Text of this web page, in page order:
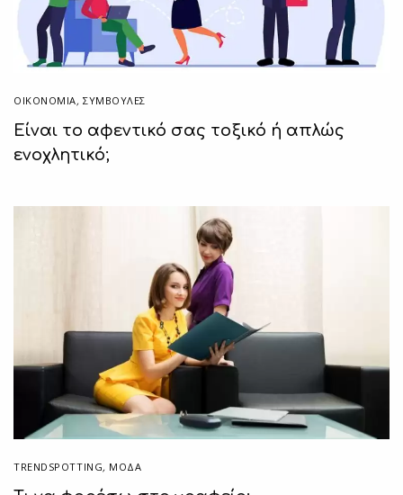
ΟΙΚΟΝΟΜΙΑ,ΣΥΜΒΟΥΛΈΣ
Είναι το αφεντικό σας τοξικό ή απλώς
ενοχλητικό;
TRENDSPOTTING, ΜΟΔΑ